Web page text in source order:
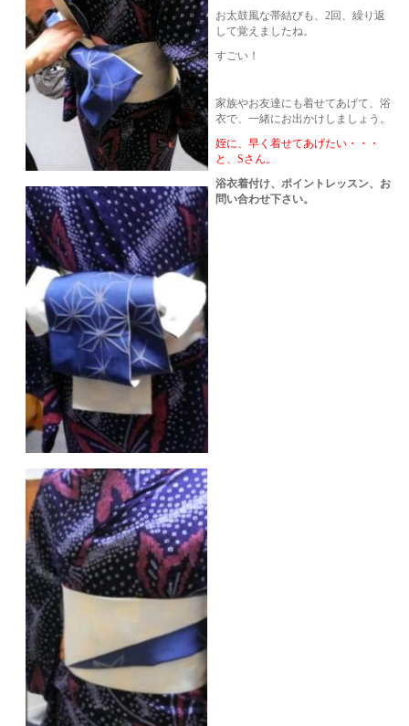
お太鼓風な帯結びも、2回、繰り返
して覚えましたね。
すごい！
家族やお友達にも着せてあげて、浴
衣で、一緒にお出かけしましょう。
姪に、早く着せてあげたい・・・
と、Sさん。
浴衣着付け、ポイントレッスン、お
問い合わせ下さい。